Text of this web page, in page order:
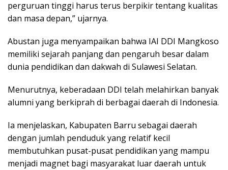
perguruan tinggi harus terus berpikir tentang kualitas
dan masa depan,” ujarnya.
Abustan juga menyampaikan bahwa IAI DDI Mangkoso
memiliki sejarah panjang dan pengaruh besar dalam
dunia pendidikan dan dakwah di Sulawesi Selatan.
Menurutnya, keberadaan DDI telah melahirkan banyak
alumni yang berkiprah di berbagai daerah di Indonesia.
Ia menjelaskan, Kabupaten Barru sebagai daerah
dengan jumlah penduduk yang relatif kecil
membutuhkan pusat-pusat pendidikan yang mampu
menjadi magnet bagi masyarakat luar daerah untuk